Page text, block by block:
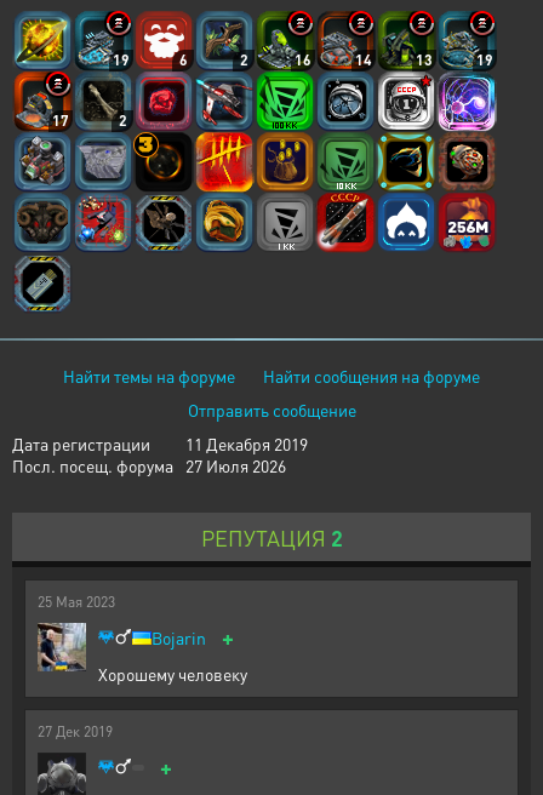
19 6 2 16 14 13 19
17 2
Найти темы на форуме
Найти сообщения на форуме
Отправить сообщение
Дата регистрации
11 Декабря 2019
Посл. посещ. форума
27 Июля 2026
РЕПУТАЦИЯ 2
25 Мая 2023
Bojarin +
Хорошему человеку
27 Дек 2019
+